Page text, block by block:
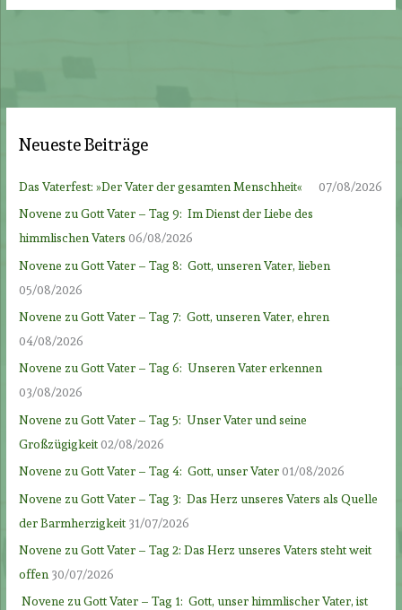
Neueste Beiträge
Das Vaterfest: »Der Vater der gesamten Menschheit«
07/08/2026
Novene zu Gott Vater – Tag 9: Im Dienst der Liebe des
himmlischen Vaters 06/08/2026
Novene zu Gott Vater – Tag 8: Gott, unseren Vater, lieben
05/08/2026
Novene zu Gott Vater – Tag 7: Gott, unseren Vater, ehren
04/08/2026
Novene zu Gott Vater – Tag 6: Unseren Vater erkennen
03/08/2026
Novene zu Gott Vater – Tag 5: Unser Vater und seine
Großzügigkeit02/08/2026
Novene zu Gott Vater – Tag 4: Gott, unser Vater01/08/2026
Novene zu Gott Vater – Tag 3: Das Herz unseres Vaters als Quelle
der Barmherzigkeit 31/07/2026
Novene zu Gott Vater – Tag 2: Das Herz unseres Vaters steht weit
offen 30/07/2026
Novene zu Gott Vater – Tag 1: Gott, unser himmlischer Vater, ist